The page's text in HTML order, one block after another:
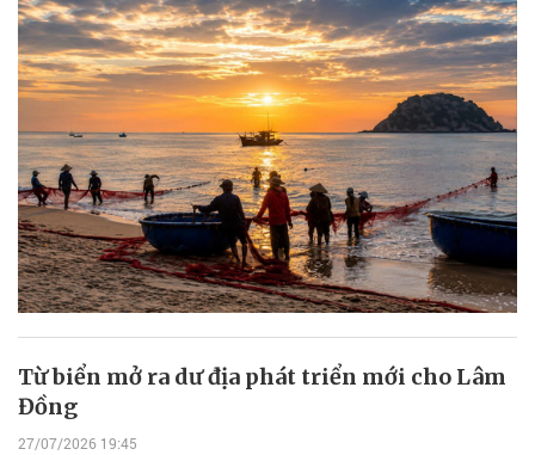
Từ biển mở ra dư địa phát triển mới cho Lâm
Đồng
27/07/2026 19:45